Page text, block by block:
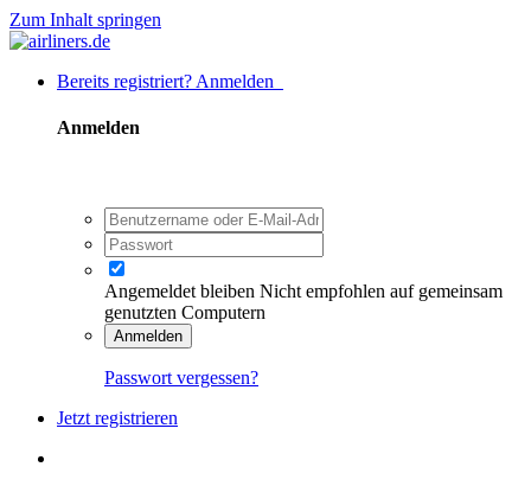
Zum Inhalt springen
Bereits registriert? Anmelden
Anmelden
Angemeldet bleiben Nicht empfohlen auf gemeinsam
genutzten Computern
Anmelden
Passwort vergessen?
Jetzt registrieren